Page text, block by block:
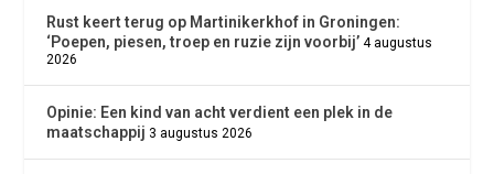
Rust keert terug op Martinikerkhof in Groningen:
‘Poepen, piesen, troep en ruzie zijn voorbij’ 4 augustus
2026
Opinie: Een kind van acht verdient een plek in de
maatschappij 3 augustus 2026